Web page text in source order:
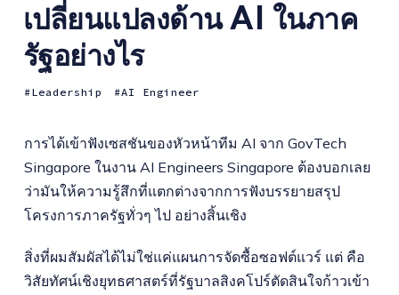
เปลี่ยนแปลงด้าน AI ในภาค
รัฐอย่างไร
Leadership AI Engineer
การได้เข้าฟังเซสชันของหัวหน้าทีม AI จาก GovTech
Singapore ในงาน AI Engineers Singapore ต้องบอกเลย
ว่ามันให้ความรู้สึกที่แตกต่างจากการฟังบรรยายสรุป
โครงการภาครัฐทั่วๆ ไป อย่างสิ้นเชิง
สิ่งที่ผมสัมผัสได้ไม่ใช่แค่แผนการจัดซื้อซอฟต์แวร์ แต่ คือ
วิสัยทัศน์เชิงยุทธศาสตร์ที่รัฐบาลสิงคโปร์ตัดสินใจก้าวเข้า